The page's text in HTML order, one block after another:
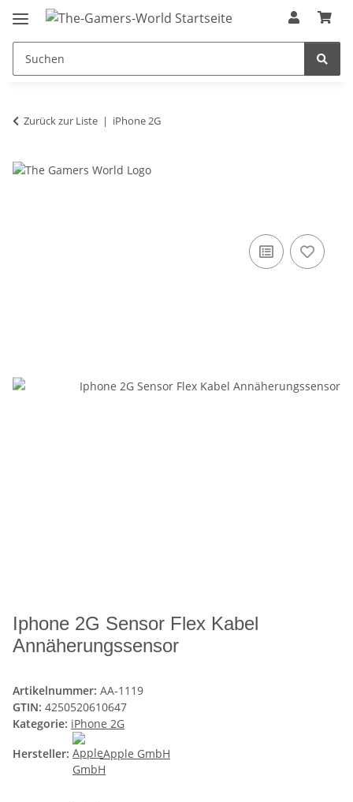
Zurück zur Liste iPhone 2G
Iphone 2G Sensor Flex Kabel
Annäherungssensor
Artikelnummer: AA-1119
GTIN: 4250520610647
Kategorie: iPhone 2G
Hersteller:
Apple GmbH